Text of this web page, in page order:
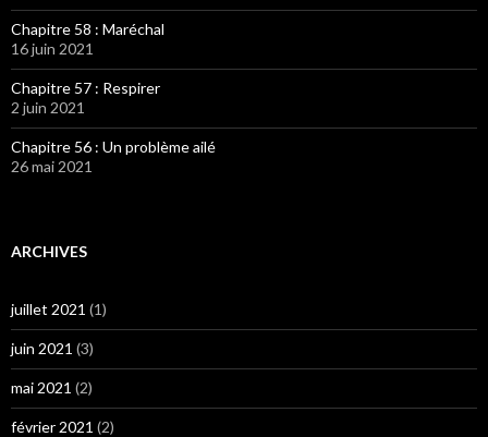
Chapitre 58 : Maréchal
16 juin 2021
Chapitre 57 : Respirer
2 juin 2021
Chapitre 56 : Un problème ailé
26 mai 2021
ARCHIVES
juillet 2021 (1)
juin 2021 (3)
mai 2021 (2)
février 2021 (2)